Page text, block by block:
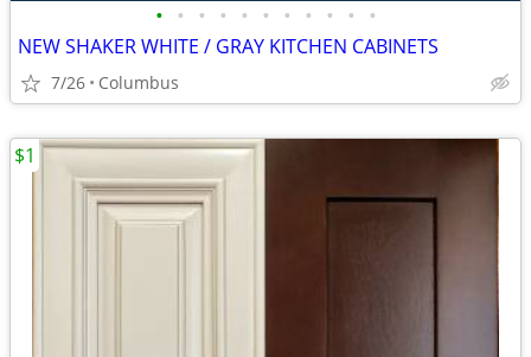
• • • • • • • • • • •
NEW SHAKER WHITE / GRAY KITCHEN CABINETS
7/26 Columbus
$1